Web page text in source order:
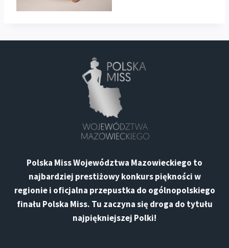
Polska Miss Województwa Mazowieckiego to
najbardziej prestiżowy konkurs piękności w
regionie i oficjalna przepustka do ogólnopolskiego
finału Polska Miss. Tu zaczyna się droga do tytułu
najpiękniejszej Polki!